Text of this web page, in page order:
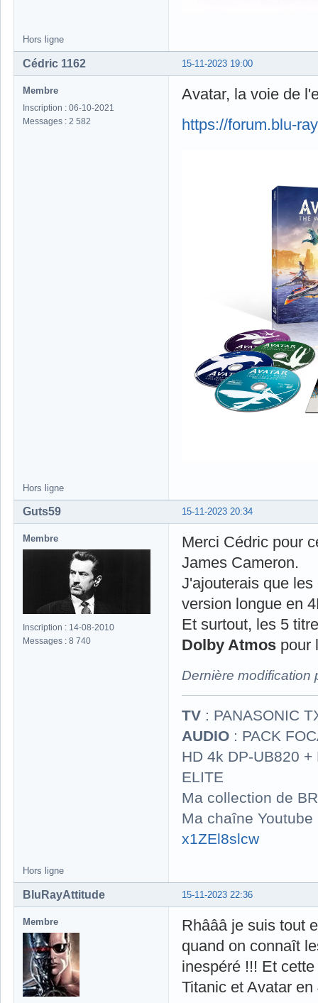
Hors ligne
15-11-2023 19:00
Cédric 1162
Membre
Inscription : 06-10-2021
Messages : 2 582
Avatar, la voie de
https://forum.blu-
Hors ligne
15-11-2023 20:34
Guts59
Membre
Inscription : 14-08-2010
Messages : 8 740
Merci Cédric pour
James Cameron.
J'ajouterais que
version longue en
Et surtout, les 5
Dolby Atmos pour
Dernière modification
TV : PANASONIC
AUDIO : PACK
HD 4k DP-UB820
ELITE
Ma collection de
Ma chaîne
x1ZEl8slcw
Hors ligne
15-11-2023 22:36
BluRayAttitude
Membre
Rhâââ je suis tout
quand on connaît
inespéré !!! Et
Titanic et Avatar